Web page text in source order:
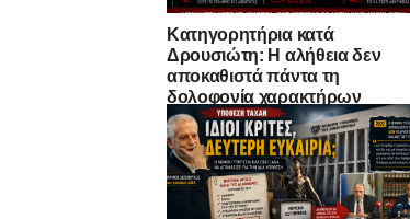
Κατηγορητήρια κατά
Δρουσιώτη: Η αλήθεια δεν
αποκαθιστά πάντα τη
δολοφονία χαρακτήρων